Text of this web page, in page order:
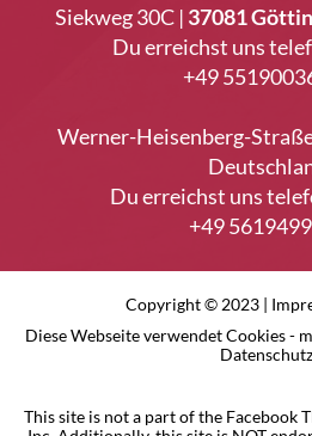
Siekweg 30C | 37081
Du erreichst uns
+49
Werner-Heisenberg-
Du erreichst uns
+49
Copyright © 2023 |
Diese Webseite verwendet Cookies -
This site is not a part of the Facebook